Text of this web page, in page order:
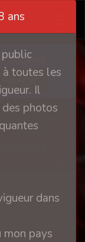
Accepter
ans
toutes les
Il
photos
dans
pays